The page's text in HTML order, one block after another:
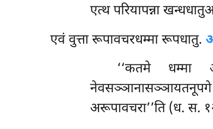
एत्थ परियापन्ना
एवं वुत्ता रूपावचरधम्मा रूपधातु.
‘‘कतमे धम्मा
अरूपावचरा’’ति (ध. स.